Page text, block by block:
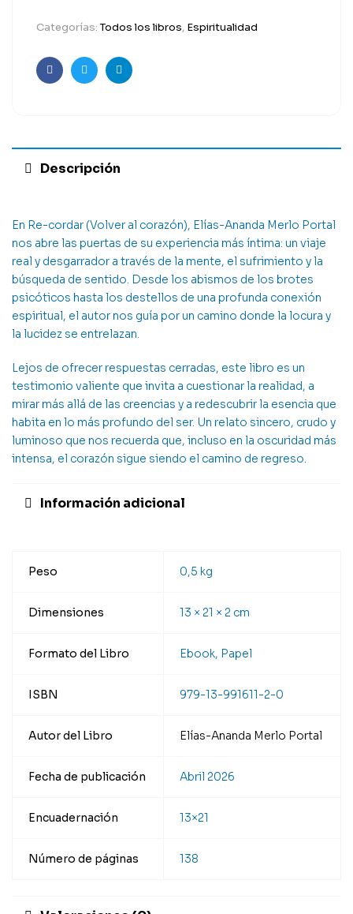
Categorías:Todos los libros, Espiritualidad
FacebookTwitterCorreo
Descripción
En Re-cordar (Volver al corazón), Elías-Ananda Merlo Portal
nos abre las puertas de su experiencia más íntima: un viaje
real y desgarrador a través de la mente, el sufrimiento y la
búsqueda de sentido. Desde los abismos de los brotes
psicóticos hasta los destellos de una profunda conexión
espiritual, el autor nos guía por un camino donde la locura y
la lucidez se entrelazan.
Lejos de ofrecer respuestas cerradas, este libro es un
testimonio valiente que invita a cuestionar la realidad, a
mirar más allá de las creencias y a redescubrir la esencia que
habita en lo más profundo del ser. Un relato sincero, crudo y
luminoso que nos recuerda que, incluso en la oscuridad más
intensa, el corazón sigue siendo el camino de regreso.
Información adicional
Peso 0,5 kg
Dimensiones 13 × 21 × 2 cm
Formato del Libro Ebook, Papel
ISBN 979-13-991611-2-0
Autor del Libro Elías-Ananda Merlo Portal
Fecha de publicación Abril 2026
Encuadernación 13×21
Número de páginas 138